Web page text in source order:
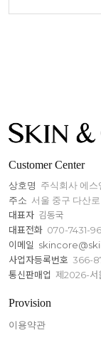
Customer Center
상호명 주식회사 에스
주소 서울 중구 다산
대표자 김동국
대표전화 070-7431-
이메일
사업자등록번호 366-
통신판매업 제2026-서
Provision
이용약관